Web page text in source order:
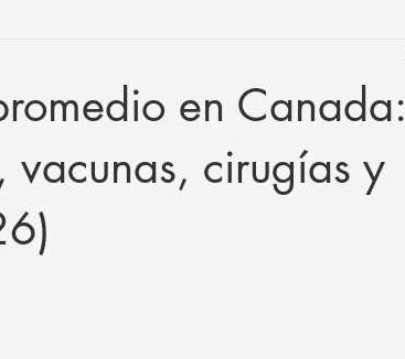
en Canada:
vacunas, cirugías y